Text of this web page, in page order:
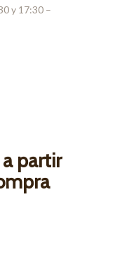
y 17:30 –
partir